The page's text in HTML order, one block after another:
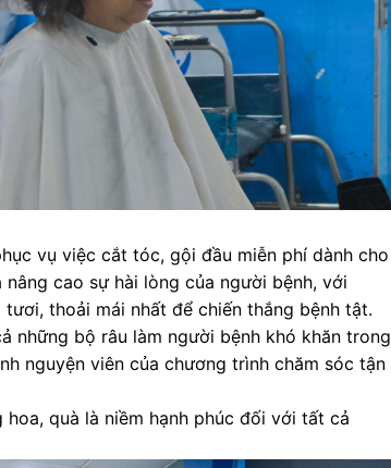
vụ việc cắt tóc, gội đầu miễn phí dành cho
cao sự hài lòng của người bệnh, với
thoải mái nhất để chiến thắng bệnh tật.
những bộ râu làm người bệnh khó khăn trong
nguyện viên của chương trình chăm sóc tận
quà là niềm hạnh phúc đối với tất cả